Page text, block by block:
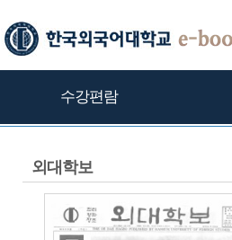
수강편람
외대학보